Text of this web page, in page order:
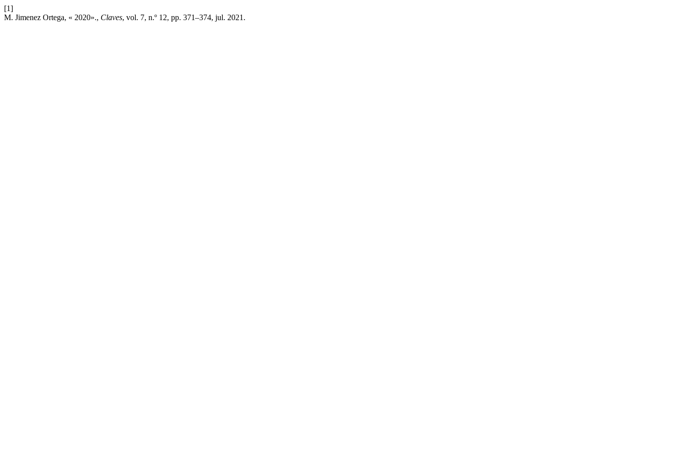
[1]
M. Jimenez Ortega, « 2020»., Claves, vol. 7, n.º 12, pp. 371–374, jul. 2021.